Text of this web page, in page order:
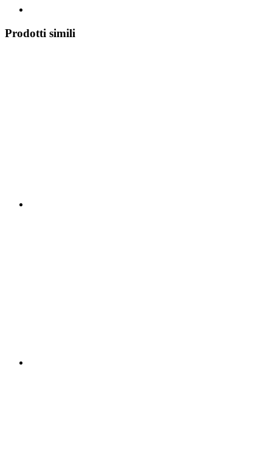
Prodotti simili